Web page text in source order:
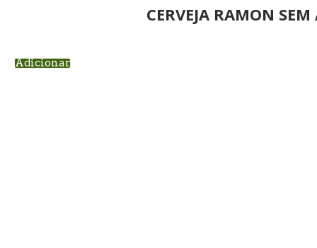
CERVEJA RAMON
Adicionar